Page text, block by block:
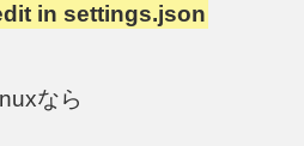
in settings.json
なら